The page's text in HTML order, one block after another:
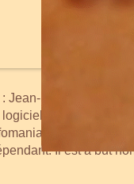
Jean-Pierre
CMS (Content
Il est à but